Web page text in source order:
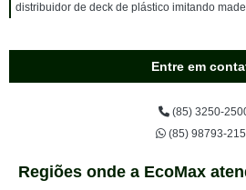
distribuidor de deck de plástico imitando
Entre em
(85) 3250-
(85) 98793-
Regiões onde a EcoMax